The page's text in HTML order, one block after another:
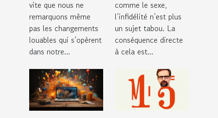
vite que nous ne
remarquons même
pas les changements
louables qui s’opèrent
dans notre...
comme le sexe,
l’infidélité n’est plus
un sujet tabou. La
conséquence directe
à cela est...